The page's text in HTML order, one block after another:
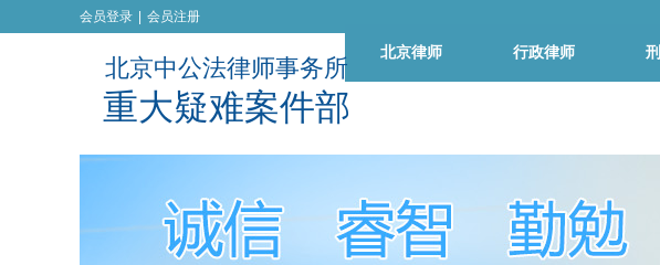
北京中公法律师事务所
重大疑难案件部
北京律师 行政律师
会员登录 会员注册